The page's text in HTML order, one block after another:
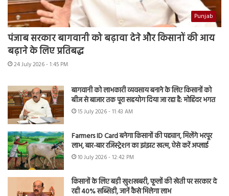
Punjab
पंजाब सरकार बागवानी को बढ़ावा देने और किसानों की आय
बढ़ाने के लिए प्रतिबद्ध
24 July 2026 - 1:45 PM
बागवानी को लाभकारी व्यवसाय बनाने के लिए किसानों को
बीज से बाजार तक पूरा सहयोग दिया जा रहा है: मोहिंदर भगत
15 July 2026 - 11:43 AM
Farmers ID Card बनेगा किसानों की पहचान, मिलेंगे भरपूर
लाभ, बार-बार रजिस्ट्रेशन का झंझट खत्म, ऐसे करें अप्लाई
10 July 2026 - 12:42 PM
किसानों के लिए बड़ी खुशखबरी, फूलों की खेती पर सरकार दे
रही 40% सब्सिडी, जानें कैसे मिलेगा लाभ